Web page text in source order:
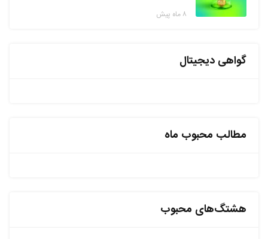
۸ ماه پیش
گواهی دیجیتال
مطالب محبوب ماه
هشتگ‌های محبوب